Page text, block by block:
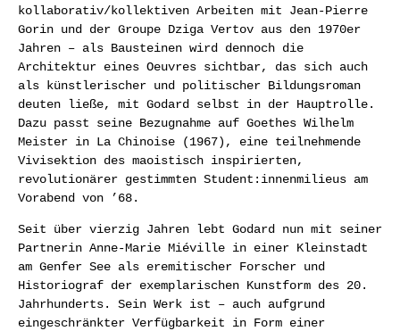
kollaborativ/kollektiven Arbeiten mit Jean-Pierre
Gorin und der Groupe Dziga Vertov aus den 1970er
Jahren – als Bausteinen wird dennoch die
Architektur eines Oeuvres sichtbar, das sich auch
als künstlerischer und politischer Bildungsroman
deuten ließe, mit Godard selbst in der Hauptrolle.
Dazu passt seine Bezugnahme auf Goethes Wilhelm
Meister in La Chinoise (1967), eine teilnehmende
Vivisektion des maoistisch inspirierten,
revolutionärer gestimmten Student:innenmilieus am
Vorabend von ’68.
Seit über vierzig Jahren lebt Godard nun mit seiner
Partnerin Anne-Marie Miéville in einer Kleinstadt
am Genfer See als eremitischer Forscher und
Historiograf der exemplarischen Kunstform des 20.
Jahrhunderts. Sein Werk ist – auch aufgrund
eingeschränkter Verfügbarkeit in Form einer